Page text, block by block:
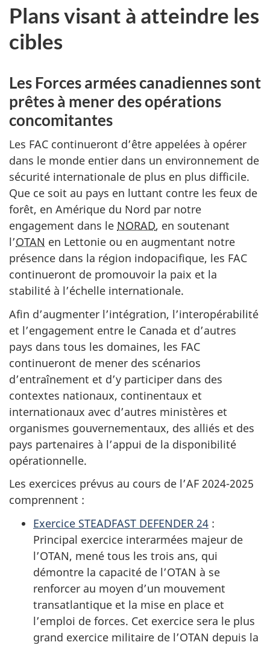
Plans visant à atteindre les
cibles
Les Forces armées canadiennes sont
prêtes à mener des opérations
concomitantes
Les FAC continueront d’être appelées à opérer
dans le monde entier dans un environnement de
sécurité internationale de plus en plus difficile.
Que ce soit au pays en luttant contre les feux de
forêt, en Amérique du Nord par notre
engagement dans le NORAD, en soutenant
l’OTAN en Lettonie ou en augmentant notre
présence dans la région indopacifique, les FAC
continueront de promouvoir la paix et la
stabilité à l’échelle internationale.
Afin d’augmenter l’intégration, l’interopérabilité
et l’engagement entre le Canada et d’autres
pays dans tous les domaines, les FAC
continueront de mener des scénarios
d’entraînement et d’y participer dans des
contextes nationaux, continentaux et
internationaux avec d’autres ministères et
organismes gouvernementaux, des alliés et des
pays partenaires à l’appui de la disponibilité
opérationnelle.
Les exercices prévus au cours de l’AF 2024-2025
comprennent :
Exercice STEADFAST DEFENDER 24 :
Principal exercice interarmées majeur de
l’OTAN, mené tous les trois ans, qui
démontre la capacité de l’OTAN à se
renforcer au moyen d’un mouvement
transatlantique et la mise en place et
l’emploi de forces. Cet exercice sera le plus
grand exercice militaire de l’OTAN depuis la